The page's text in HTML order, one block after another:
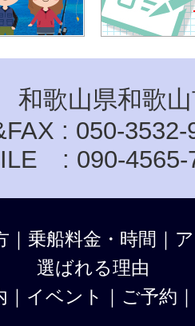
歌山県和歌山
: 050-3532-
: 090-4565-
｜ 乗船料金・時間 ｜
選ばれる理由
｜ イベント ｜ ご予約 ｜